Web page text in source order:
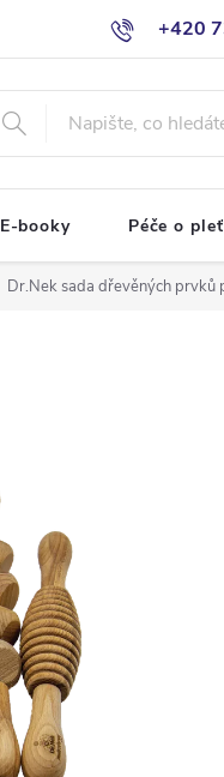
+420
E-booky Péče o
Dr.Nek sada dřevěných prvků